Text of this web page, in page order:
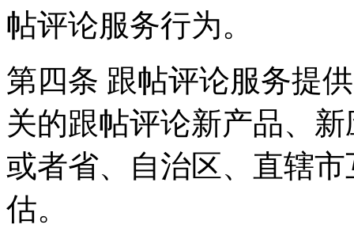
帖评论服务行为。
第四条 跟帖评论服务提
关的跟帖评论新产品、
或者省、自治区、直辖
估。